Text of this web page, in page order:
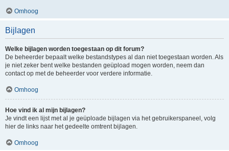
Omhoog
Bijlagen
Welke bijlagen worden toegestaan op dit forum?
De beheerder bepaalt welke bestandstypes al dan niet toegestaan worden. Als
je niet zeker bent welke bestanden geüpload mogen worden, neem dan
contact op met de beheerder voor verdere informatie.
Omhoog
Hoe vind ik al mijn bijlagen?
Je vindt een lijst met al je geüploade bijlagen via het gebruikerspaneel, volg
hier de links naar het gedeelte omtrent bijlagen.
Omhoog